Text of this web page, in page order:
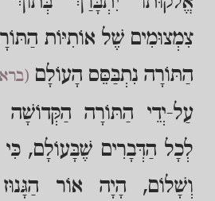
צִמְצוּמִים שֶׁל אוֹתִיּוֹת
הַתּוֹרָה נִתְבַּסֵּס הָעוֹלָם
עַל-יְדֵי הַתּוֹרָה הַקְּדוֹשָׁה
לְכָל הַדְּבָרִים שֶׁבָּעוֹלָם,
וְשָׁלוֹם, הָיָה אוֹר